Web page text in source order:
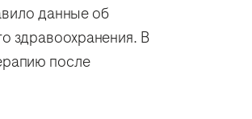
данные об
здравоохранения. В
после